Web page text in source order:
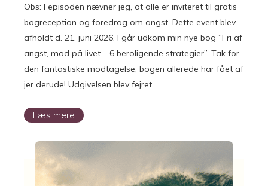
Obs: I episoden nævner jeg, at alle er inviteret til gratis
bogreception og foredrag om angst. Dette event blev
afholdt d. 21. juni 2026. I går udkom min nye bog “Fri af
angst, mod på livet – 6 beroligende strategier”. Tak for
den fantastiske modtagelse, bogen allerede har fået af
jer derude! Udgivelsen blev fejret…
Læs mere